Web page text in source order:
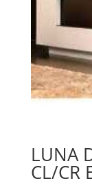
LUNA
CL/CR